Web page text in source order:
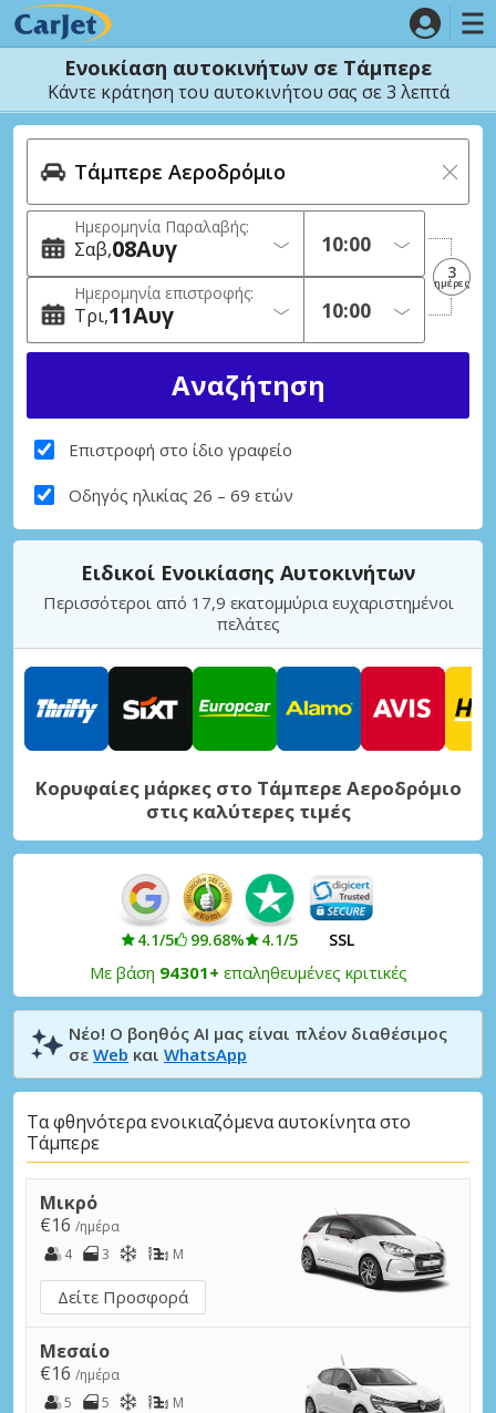
Ενοικίαση αυτοκινήτων σε Τάμπερε
Κάντε κράτηση του αυτοκινήτου σας σε 3 λεπτά
Ημερομηνία Παραλαβής:
Σαβ 08Αυγ
Ημερομηνία επιστροφής:
Τρι 11Αυγ
3
ημέρες
Επιστροφή στο ίδιο γραφείο
Οδηγός ηλικίας 26 – 69 ετών
Ειδικοί Ενοικίασης Αυτοκινήτων
Περισσότεροι από 17,9 εκατομμύρια ευχαριστημένοι
πελάτες
Κορυφαίες μάρκες στο Τάμπερε Αεροδρόμιο
στις καλύτερες τιμές
4.1/5 99.68% 4.1/5 SSL
Με βάση 94301+ επαληθευμένες κριτικές
Νέο! Ο βοηθός AI μας είναι πλέον διαθέσιμος
σε Web και WhatsApp
Τα φθηνότερα ενοικιαζόμενα αυτοκίνητα στο
Τάμπερε
Μικρό
€16 /ημέρα
4
3 M
Δείτε Προσφορά
Μεσαίο
€16 /ημέρα
5
5 M